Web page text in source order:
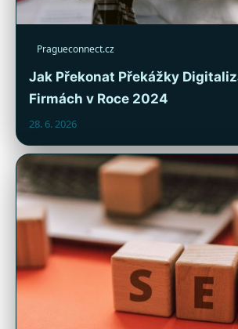
Pragueconnect.cz
Jak Překonat Překážky
Firmách v Roce 2024
28. 6. 2026